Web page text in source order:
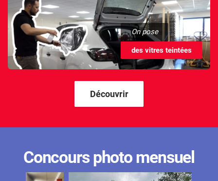
Jeep
Jetour
Kandi
Karma
Lada
On pose
des vitres teintées
Découvrir
Concours photo mensuel